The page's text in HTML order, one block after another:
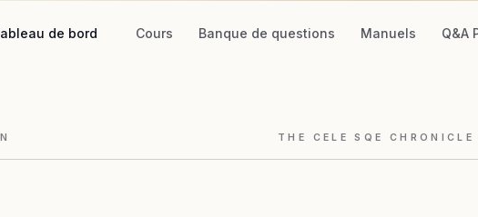
de bord Cours Banque de questions Manuels Q&A
THE CELE SQE CHRONICLE